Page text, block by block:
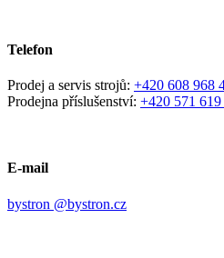
Telefon
Prodej a servis strojů: +420 608 968
Prodejna příslušenství: +420 571 619
E-mail
bystron @bystron.cz